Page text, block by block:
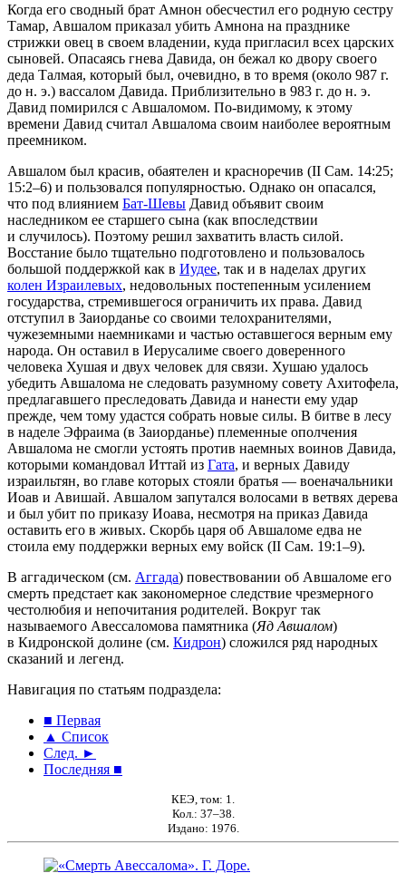
Когда его сводный брат Амнон обесчестил его родную сестру
Тамар, Авшалом приказал убить Амнона на празднике
стрижки овец в своем владении, куда пригласил всех царских
сыновей. Опасаясь гнева Давида, он бежал ко двору своего
деда Талмая, который был, очевидно, в то время (около 987 г.
до н. э.) вассалом Давида. Приблизительно в 983 г. до н. э.
Давид помирился с Авшаломом. По-видимому, к этому
времени Давид считал Авшалома своим наиболее вероятным
преемником.
Авшалом был красив, обаятелен и красноречив (II Сам. 14:25;
15:2–6) и пользовался популярностью. Однако он опасался,
что под влиянием Бат-Шевы Давид объявит своим
наследником ее старшего сына (как впоследствии
и случилось). Поэтому решил захватить власть силой.
Восстание было тщательно подготовлено и пользовалось
большой поддержкой как в Иудее, так и в наделах других
колен Израилевых, недовольных постепенным усилением
государства, стремившегося ограничить их права. Давид
отступил в Заиорданье со своими телохранителями,
чужеземными наемниками и частью оставшегося верным ему
народа. Он оставил в Иерусалиме своего доверенного
человека Хушая и двух человек для связи. Хушаю удалось
убедить Авшалома не следовать разумному совету Ахитофела,
предлагавшего преследовать Давида и нанести ему удар
прежде, чем тому удастся собрать новые силы. В битве в лесу
в наделе Эфраима (в Заиорданье) племенные ополчения
Авшалома не смогли устоять против наемных воинов Давида,
которыми командовал Иттай из Гата, и верных Давиду
израильтян, во главе которых стояли братья — военачальники
Иоав и Авишай. Авшалом запутался волосами в ветвях дерева
и был убит по приказу Иоава, несмотря на приказ Давида
оставить его в живых. Скорбь царя об Авшаломе едва не
стоила ему поддержки верных ему войск (II Сам. 19:1–9).
В аггадическом (см. Аггада) повествовании об Авшаломе его
смерть предстает как закономерное следствие чрезмерного
честолюбия и непочитания родителей. Вокруг так
называемого Авессаломова памятника (Яд Авшалом)
в Кидронской долине (см. Кидрон) сложился ряд народных
сказаний и легенд.
Навигация по статьям подраздела:
■ Первая
▲ Список
След. ►
Последняя ■
КЕЭ, том: 1.
Кол.: 37–38.
Издано: 1976.